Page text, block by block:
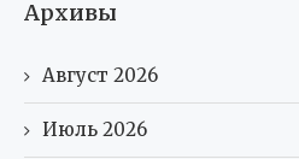
Архивы
Август 2026
Июль 2026